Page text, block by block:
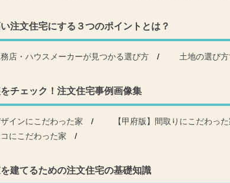
注文住宅にする３つのポイントとは？
店・ハウスメーカーが見つかる選び方 土地の選び
チェック！注文住宅事例画像集
ザインにこだわった家 【甲府版】間取りにこだわっ
コにこだわった家
建てるための注文住宅の基礎知識